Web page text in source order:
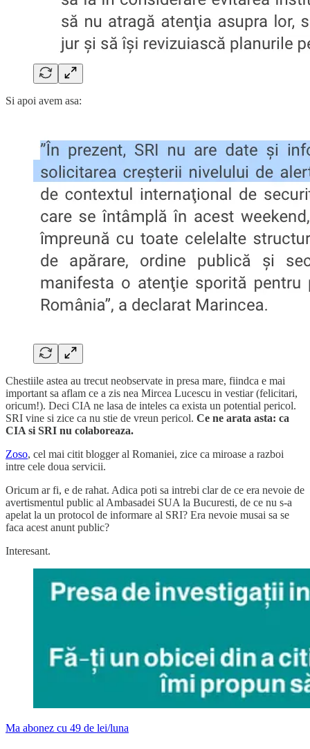
Si apoi avem asa:
Chestiile astea au trecut neobservate in presa mare, fiindca e mai
important sa aflam ce a zis nea Mircea Lucescu in vestiar (felicitari,
oricum!). Deci CIA ne lasa de inteles ca exista un potential pericol.
SRI vine si zice ca nu stie de vreun pericol. Ce ne arata asta: ca
CIA si SRI nu colaboreaza.
Zoso, cel mai citit blogger al Romaniei, zice ca miroase a razboi
intre cele doua servicii.
Oricum ar fi, e de rahat. Adica poti sa intrebi clar de ce era nevoie de
avertismentul public al Ambasadei SUA la Bucuresti, de ce nu s-a
apelat la un protocol de informare al SRI? Era nevoie musai sa se
faca acest anunt public?
Interesant.
Ma abonez cu 49 de lei/luna